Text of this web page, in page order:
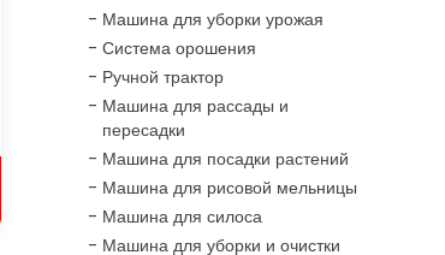
Машина для уборки урожая
Система орошения
Ручной трактор
Машина для рассады и
пересадки
Машина для посадки растений
Машина для рисовой мельницы
Машина для силоса
Машина для уборки и очистки